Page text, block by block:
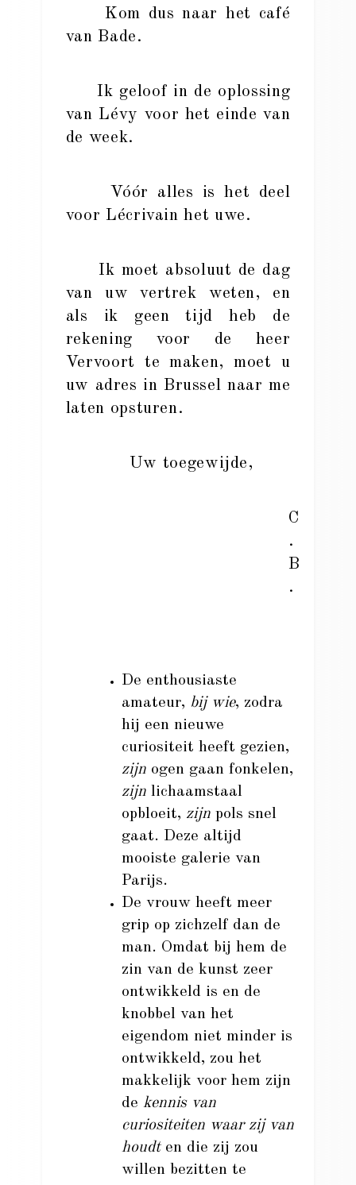
Kom dus naar het café
van Bade.
Ik geloof in de oplossing
van Lévy voor het einde van
de week.
Vóór alles is het deel
voor Lécrivain het uwe.
Ik moet absoluut de dag
van uw vertrek weten, en
als ik geen tijd heb de
rekening voor de heer
Vervoort te maken, moet u
uw adres in Brussel naar me
laten opsturen.
Uw toegewijde,
C
.
B
.
De enthousiaste
amateur, bij wie, zodra
hij een nieuwe
curiositeit heeft gezien,
zijnogen gaan fonkelen,
zijnlichaamstaal
opbloeit, zijnpols snel
gaat. Deze altijd
mooiste galerie van
Parijs.
De vrouw heeft meer
grip op zichzelf dan de
man. Omdat bij hem de
zin van de kunst zeer
ontwikkeld is en de
knobbel van het
eigendom niet minder is
ontwikkeld, zou het
makkelijk voor hem zijn
de kennis van
curiositeiten waar zij van
houdt en die zij zou
willen bezitten te